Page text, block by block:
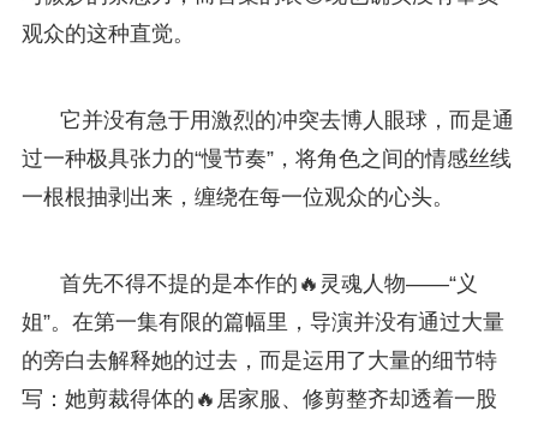
观众的这种直觉。
它并没有急于用激烈的冲突去博人眼球，而是通
过一种极具张力的“慢节奏”，将角色之间的情感丝线
一根根抽剥出来，缠绕在每一位观众的心头。
首先不得不提的是本作的🔥灵魂人物——“义
姐”。在第一集有限的篇幅里，导演并没有通过大量
的旁白去解释她的过去，而是运用了大量的细节特
写：她剪裁得体的🔥居家服、修剪整齐却透着一股